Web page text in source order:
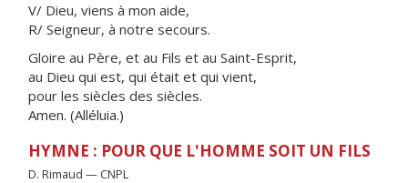
V/ Dieu, viens à mon aide,
R/ Seigneur, à notre secours.
Gloire au Père, et au Fils et au Saint-Esprit,
au Dieu qui est, qui était et qui vient,
pour les siècles des siècles.
Amen. (Alléluia.)
HYMNE : POUR QUE L'HOMME SOIT UN FILS
D. Rimaud — CNPL